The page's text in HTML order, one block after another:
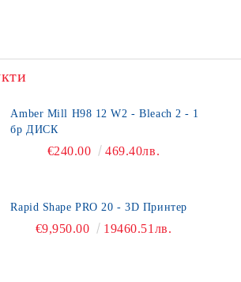
Amber Mill H98 12 W2 - Bleach 2 - 1
бр ДИСК
€240.00 469.40лв.
Rapid Shape PRO 20 - 3D Принтер
€9,950.00 19460.51лв.